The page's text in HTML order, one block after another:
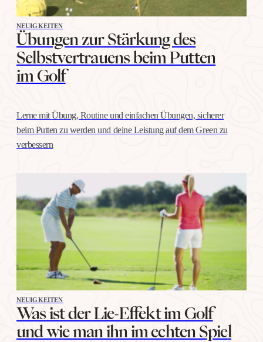
NEUIGKEITEN
Übungen zur Stärkung des
Selbstvertrauens beim Putten
im Golf
Lerne mit Übung, Routine und einfachen Übungen, sicherer
beim Putten zu werden und deine Leistung auf dem Green zu
verbessern
NEUIGKEITEN
Was ist der Lie-Effekt im Golf
und wie man ihn im echten Spiel